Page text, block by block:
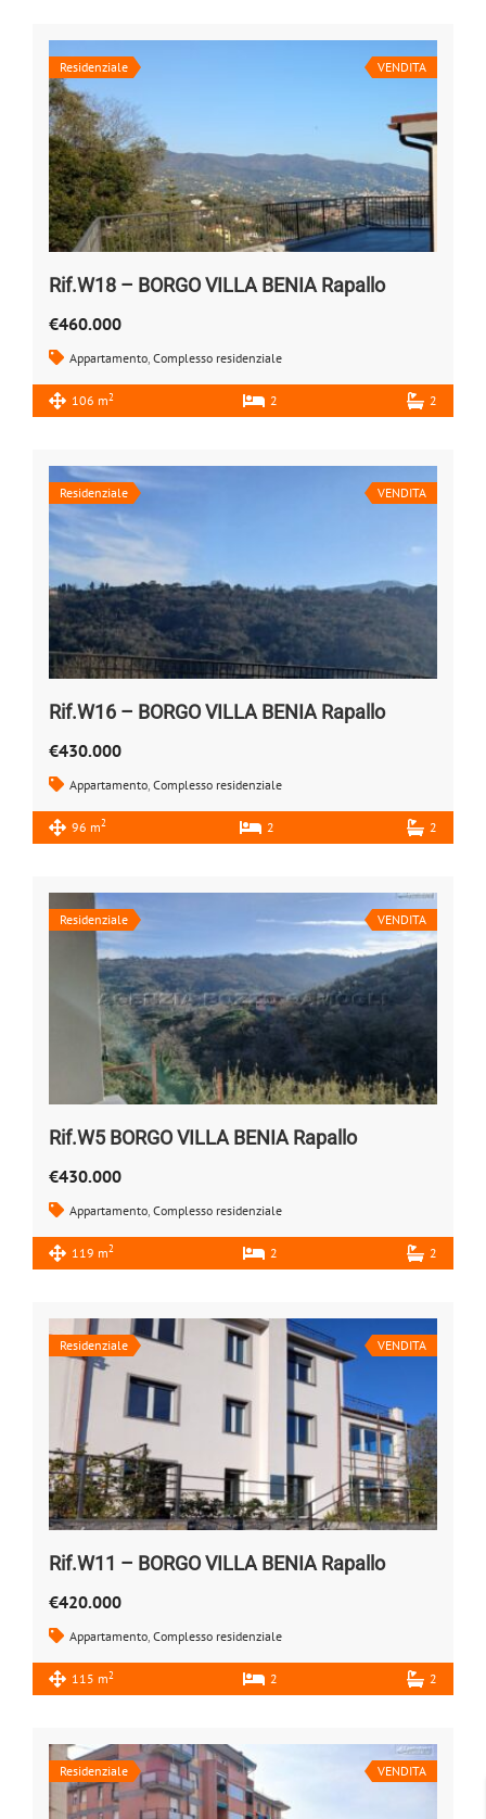
Residenziale VENDITA
Rif.W18 – BORGO VILLA BENIA Rapallo
€460.000
Appartamento, Complesso residenziale
106 m2 2 2
Residenziale VENDITA
Rif.W16 – BORGO VILLA BENIA Rapallo
€430.000
Appartamento Complesso residenziale
96 m2 2 2
Residenziale VENDITA
Rif.W5 BORGO VILLA BENIA Rapallo
€430.000
Appartamento Complesso residenziale
119 m2 2 2
Residenziale VENDITA
Rif.W11 – BORGO VILLA BENIA Rapallo
€420.000
Appartamento, Complesso residenziale
115 m2 2 2
Residenziale VENDITA